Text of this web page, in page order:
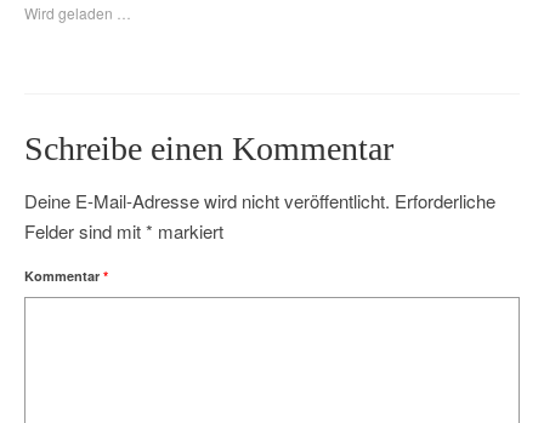
Wird geladen …
Schreibe einen Kommentar
Deine E-Mail-Adresse wird nicht veröffentlicht. Erforderliche
Felder sind mit* markiert
Kommentar *